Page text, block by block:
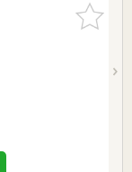
お気に入
りに追加